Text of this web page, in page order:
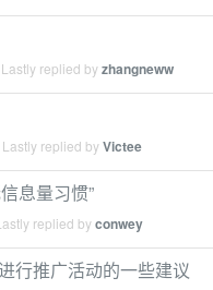
replied byzhangneww
Lastly replied byVictee
息量习惯”
replied byconwey
行推广活动的一些建议